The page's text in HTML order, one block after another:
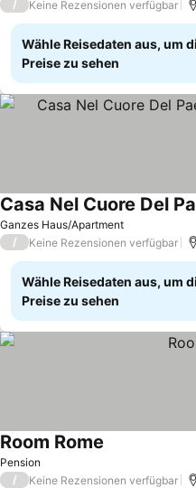
/ Keine Rezensionen verfügbar
Wähle Reisedaten aus, um
Preise zu sehen
Ganzes Haus/Apartment
/ Keine Rezensionen verfügbar
Wähle Reisedaten aus, um
Preise zu sehen
Pension
Room Rome
/ Keine Rezensionen verfügbar